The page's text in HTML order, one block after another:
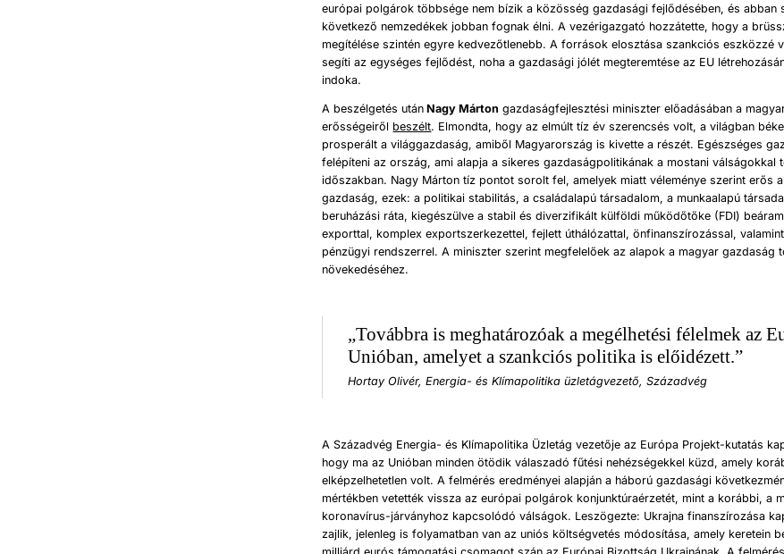
európai polgárok többsége nem bízik a közösség gazdasági fejlődésében, és abban
következő nemzedékek jobban fognak élni. A vezérigazgató hozzátette, hogy a
megítélése szintén egyre kedvezőtlenebb. A források elosztása szankciós eszközzé
segíti az egységes fejlődést, noha a gazdasági jólét megteremtése az EU
indoka.
A beszélgetés után Nagy Márton gazdaságfejlesztési miniszter előadásában a
erősségeiről beszélt. Elmondta, hogy az elmúlt tíz év szerencsés volt, a világban
prosperált a világgazdaság, amiből Magyarország is kivette a részét. Egészséges
felépíteni az ország, ami alapja a sikeres gazdaságpolitikának a mostani válságokkal
időszakban. Nagy Márton tíz pontot sorolt fel, amelyek miatt véleménye szerint erős
gazdaság, ezek: a politikai stabilitás, a családalapú társadalom, a munkaalapú
beruházási ráta, kiegészülve a stabil és diverzifikált külföldi működőtőke (FDI)
exporttal, komplex exportszerkezettel, fejlett úthálózattal, önfinanszírozással,
pénzügyi rendszerrel. A miniszter szerint megfelelőek az alapok a magyar gazdaság
növekedéséhez.
„Továbbra is meghatározóak a megélhetési félelmek az
Unióban, amelyet a szankciós politika is előidézett.”
Hortay Olivér, Energia- és Klímapolitika üzletágvezető, Századvég
A Századvég Energia- és Klímapolitika Üzletág vezetője az Európa Projekt-kutatás
hogy ma az Unióban minden ötödik válaszadó fűtési nehézségekkel küzd, amely
elképzelhetetlen volt. A felmérés eredményei alapján a háború gazdasági
mértékben vetették vissza az európai polgárok konjunktúraérzetét, mint a korábbi, a
koronavírus-járványhoz kapcsolódó válságok. Leszögezte: Ukrajna finanszírozása
zajlik, jelenleg is folyamatban van az uniós költségvetés módosítása, amely keretein